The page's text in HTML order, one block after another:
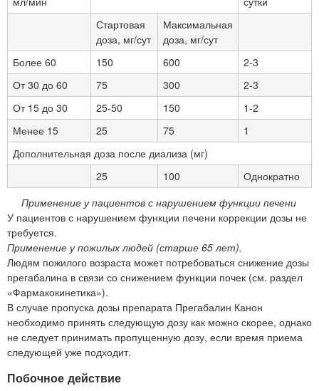
Стартовая
доза, мг/сут
Максимальная
доза, мг/сут
Более 60
150 600
2-3
От 30 до 60
75 300
2-3
От 15 до 30
25-50 150
1-2
Менее 15
25 75
1
Дополнительная доза после диализа (мг)
25
100
Однократно
Применение у пациентов с нарушением функции печени
У пациентов с нарушением функции печени коррекции дозы не
требуется.
Применение у пожилых людей (старше 65 лет).
Людям пожилого возраста может потребоваться снижение дозы
прегабалина в связи со снижением функции почек (см. раздел
«Фармакокинетика»).
В случае пропуска дозы препарата Прегабалин Канон
необходимо принять следующую дозу как можно скорее, однако
не следует принимать пропущенную дозу, если время приема
следующей уже подходит.
Побочное действие